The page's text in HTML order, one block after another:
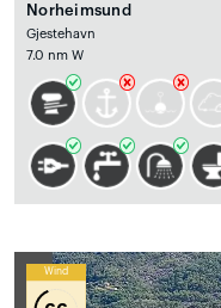
Norheimsund
Gjestehavn
7.0 nm W
Wind